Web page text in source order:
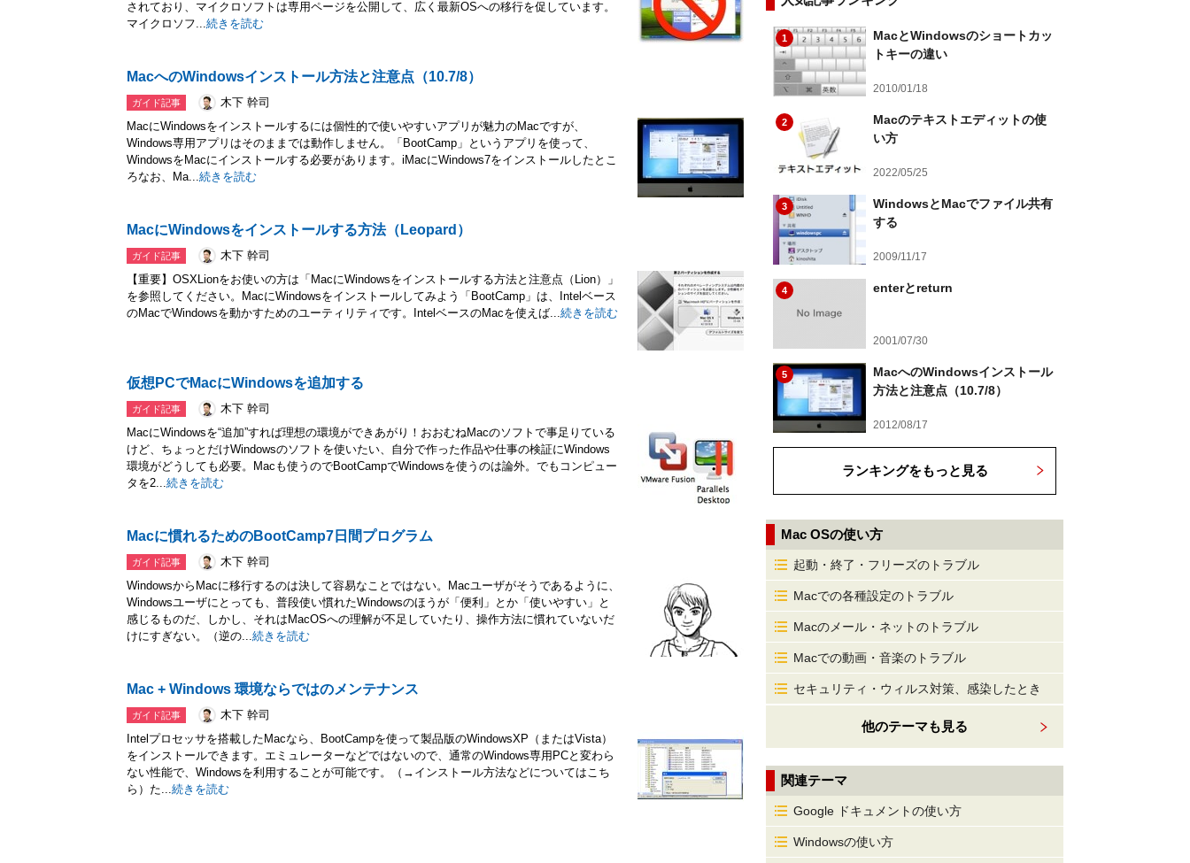
されており、マイクロソフトは専用ページを公開して、広く最新OSへの移行を促しています。
マイクロソフ...続きを読む
MacへのWindowsインストール方法と注意点（10.7/8）
ガイド記事
木下 幹司
MacにWindowsをインストールするには個性的で使いやすいアプリが魅力のMacですが、
Windows専用アプリはそのままでは動作しません。「BootCamp」というアプリを使って、
WindowsをMacにインストールする必要があります。iMacにWindows7をインストールしたとこ
ろなお、Ma...続きを読む
MacにWindowsをインストールする方法（Leopard）
ガイド記事
木下 幹司
【重要】OSXLionをお使いの方は「MacにWindowsをインストールする方法と注意点（Lion）」
を参照してください。MacにWindowsをインストールしてみよう「BootCamp」は、Intelベース
のMacでWindowsを動かすためのユーティリティです。IntelベースのMacを使えば...続きを読む
仮想PCでMacにWindowsを追加する
ガイド記事
木下 幹司
MacにWindowsを“追加”すれば理想の環境ができあがり！おおむねMacのソフトで事足りている
けど、ちょっとだけWindowsのソフトを使いたい、自分で作った作品や仕事の検証にWindows
環境がどうしても必要。Macも使うのでBootCampでWindowsを使うのは論外。でもコンピュー
タを2...続きを読む
Macに慣れるためのBootCamp7日間プログラム
ガイド記事
木下 幹司
WindowsからMacに移行するのは決して容易なことではない。Macユーザがそうであるように、
Windowsユーザにとっても、普段使い慣れたWindowsのほうが「便利」とか「使いやすい」と
感じるものだ、しかし、それはMacOSへの理解が不足していたり、操作方法に慣れていないだ
けにすぎない。（逆の...続きを読む
Mac + Windows 環境ならではのメンテナンス
ガイド記事
木下 幹司
Intelプロセッサを搭載したMacなら、BootCampを使って製品版のWindowsXP（またはVista）
をインストールできます。エミュレーターなどではないので、通常のWindows専用PCと変わら
ない性能で、Windowsを利用することが可能です。（→インストール方法などについてはこち
ら）た...続きを読む
1
MacとWindowsのショートカッ
トキーの違い
2010/01/18
2
Macのテキストエディットの使
い方
2022/05/25
3
WindowsとMacでファイル共有
する
2009/11/17
4 enterとreturn
2001/07/30
5
MacへのWindowsインストール
方法と注意点（10.7/8）
2012/08/17
ランキングをもっと見る
Mac OSの使い方
起動・終了・フリーズのトラブル
Macでの各種設定のトラブル
Macのメール・ネットのトラブル
Macでの動画・音楽のトラブル
セキュリティ・ウィルス対策、感染したとき
他のテーマも見る
関連テーマ
Google ドキュメントの使い方
Windowsの使い方